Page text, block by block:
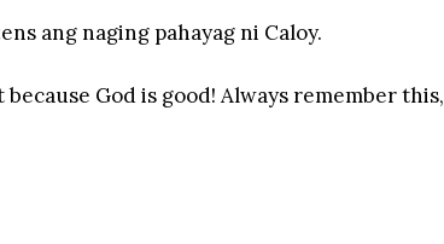
ang naging pahayag ni Caloy.
God is good! Always remember this,